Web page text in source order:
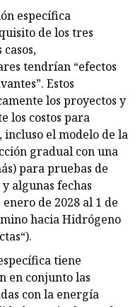
específica
de los tres
tendrían “efectos
Estos
los proyectos y
los costos para
incluso el modelo de la
gradual con una
para pruebas de
algunas fechas
de 2028 al 1 de
hacia Hidrógeno
tiene
en conjunto las
con la energía